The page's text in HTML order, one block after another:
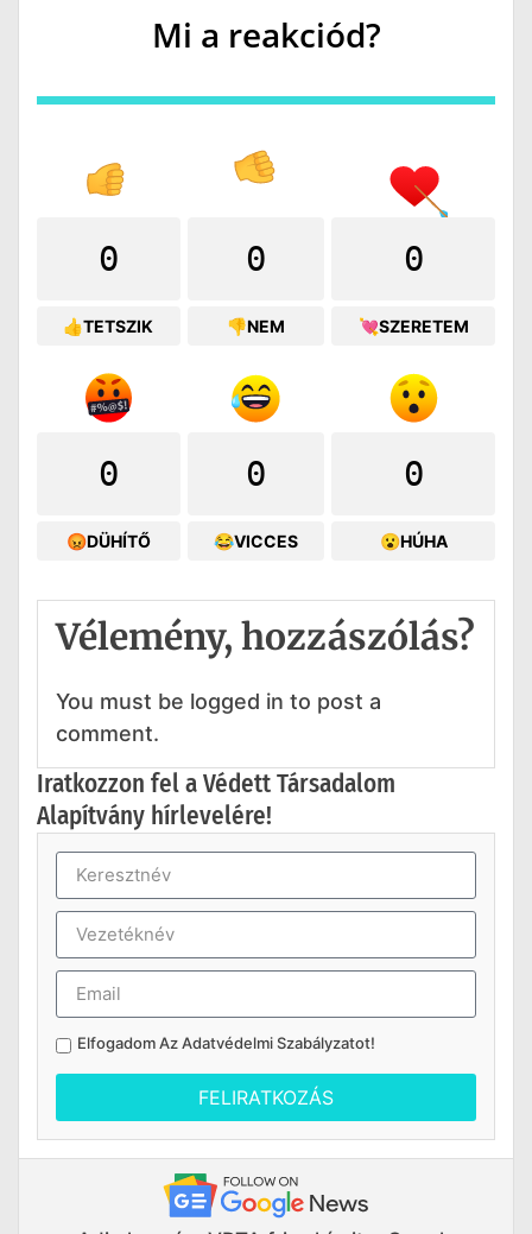
Mi a reakciód?
0
👍TETSZIK
0
👎NEM
0
💘SZERETEM
0
😡DÜHÍTŐ
0
😂VICCES
0
😮HÚHA
Vélemény, hozzászólás?
You must be logged in to post a
comment.
Iratkozzon fel a Védett Társadalom
Alapítvány hírlevelére!
Elfogadom AzAdatvédelmi Szabályzatot!
FELIRATKOZÁS